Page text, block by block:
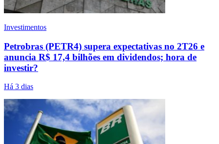
Investimentos
Petrobras (PETR4) supera expectativas no 2T26 e
anuncia R$ 17,4 bilhões em dividendos; hora de
investir?
Há 3 dias